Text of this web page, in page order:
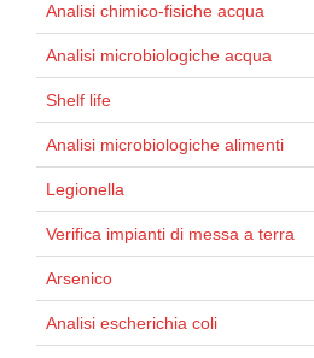
Analisi chimico-fisiche acqua
Analisi microbiologiche acqua
Shelf life
Analisi microbiologiche alimenti
Legionella
Verifica impianti di messa a terra
Arsenico
Analisi escherichia coli